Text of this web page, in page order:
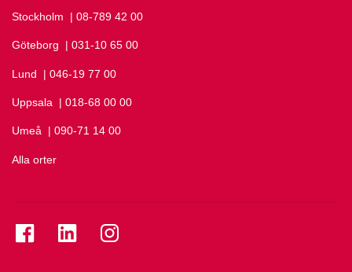
Stockholm Ring Stockholm på
| 08-789 42 00
Göteborg Ring Göteborg på
| 031-10 65 00
Lund Ring Lund på
| 046-19 77 00
Uppsala Ring Uppsala på
| 018-68 00 00
Umeå Ring Umeå på
| 090-71 14 00
Alla orter
Se folkuniversitetet på Facebook
Se folkuniversitetet på LinkedIn